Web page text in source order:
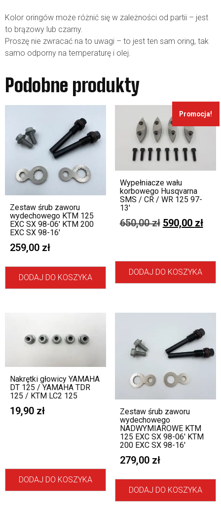
Kolor oringów może różnić się w zależności od partii – jest
to brązowy lub czarny.
Proszę nie zwracać na to uwagi – to jest ten sam oring, tak
samo odporny na temperaturę i olej.
Podobne produkty
Zestaw śrub zaworu
wydechowego KTM 125
EXC SX 98-06′ KTM 200
EXC SX 98-16′
259,00 zł
DODAJ DO KOSZYKA
Promocja!
Wypełniacze wału
korbowego Husqvarna
SMS / CR / WR 125 97-
13′
650,00zł 590,00 zł
DODAJ DO KOSZYKA
Nakrętki głowicy YAMAHA
DT 125 / YAMAHA TDR
125 / KTM LC2 125
19,90 zł
DODAJ DO KOSZYKA
Zestaw śrub zaworu
wydechowego
NADWYMIAROWE KTM
125 EXC SX 98-06′ KTM
200 EXC SX 98-16′
279,00 zł
DODAJ DO KOSZYKA